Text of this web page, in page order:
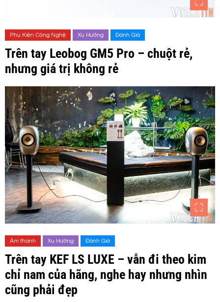
Phụ Kiện Công Nghệ Xu Hướng Đánh Giá
Trên tay Leobog GM5 Pro – chuột rẻ,
nhưng giá trị không rẻ
Âm thanh Xu Hướng Đánh Giá
Trên tay KEF LS LUXE – vẫn đi theo kim
chỉ nam của hãng, nghe hay nhưng nhìn
cũng phải đẹp